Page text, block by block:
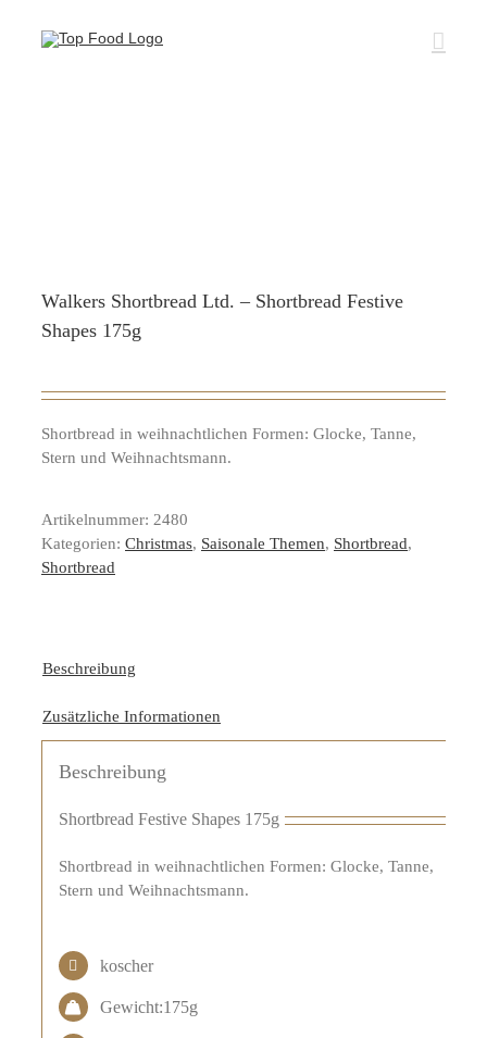
Inhalt
Walkers Shortbread Ltd. – Shortbread Festive
Shapes 175g
Shortbread in weihnachtlichen Formen: Glocke, Tanne,
Stern und Weihnachtsmann.
Artikelnummer: 2480
Kategorien: Christmas, Saisonale Themen, Shortbread,
Shortbread
Beschreibung
Zusätzliche Informationen
Beschreibung
Shortbread Festive Shapes 175g
Shortbread in weihnachtlichen Formen: Glocke, Tanne,
Stern und Weihnachtsmann.
koscher
Gewicht:175g